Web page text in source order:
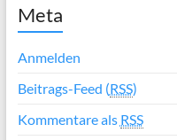
Meta
Anmelden
Beitrags-Feed (RSS)
Kommentare als RSS